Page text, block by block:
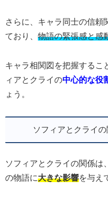
さらに、キャラ同士の信頼
ており、 物語の緊張感と感
キャラ相関図を把握するこ
ィアとクライの中心的な役
ょう。
ソフィアとクライ
ソフィアとクライの関係は
の物語に大きな影響を与え